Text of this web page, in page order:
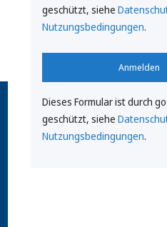
geschützt, siehe
Nutzungsbedingungen.
Anmelden
Dieses Formular ist durch
geschützt, siehe
Nutzungsbedingungen.